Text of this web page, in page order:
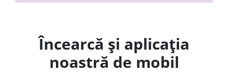
Încearcă și aplicația
noastră de mobil